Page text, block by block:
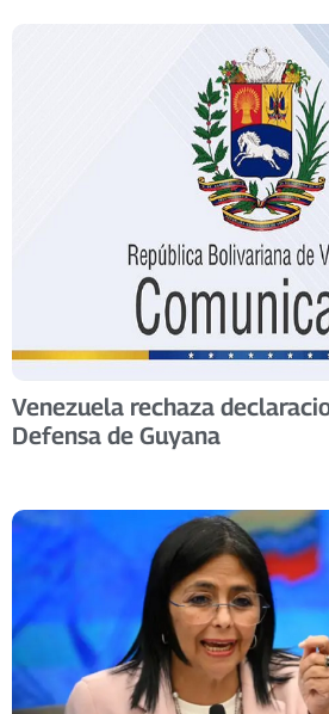
Venezuela rechaza
Defensa de Guyana